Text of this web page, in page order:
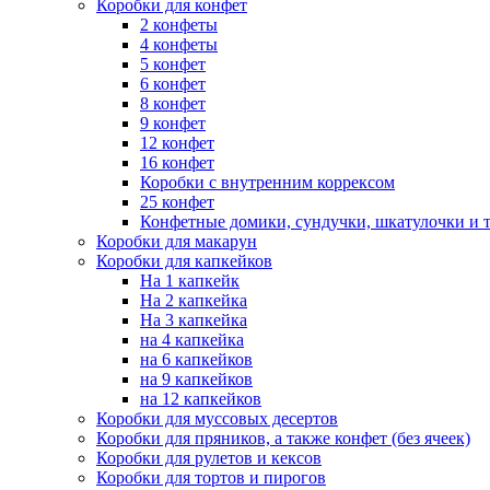
Коробки для конфет
2 конфеты
4 конфеты
5 конфет
6 конфет
8 конфет
9 конфет
12 конфет
16 конфет
Коробки с внутренним коррексом
25 конфет
Конфетные домики, сундучки, шкатулочки и
Коробки для макарун
Коробки для капкейков
На 1 капкейк
На 2 капкейка
На 3 капкейка
на 4 капкейка
на 6 капкейков
на 9 капкейков
на 12 капкейков
Коробки для муссовых десертов
Коробки для пряников, а также конфет (без ячеек)
Коробки для рулетов и кексов
Коробки для тортов и пирогов